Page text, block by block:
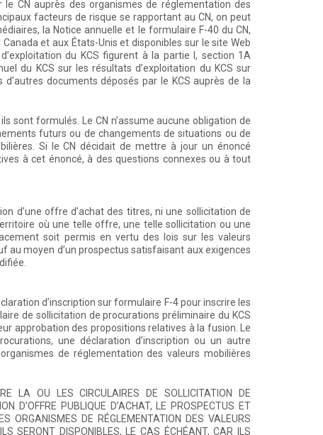
CN auprès des organismes de réglementation des
facteurs de risque se rapportant au CN, on peut
la Notice annuelle et le formulaire F-40 du CN,
et aux États-Unis et disponibles sur le site Web
du KCS figurent à la partie I, section 1A
du KCS sur les résultats d’exploitation du KCS sur
documents déposés par le KCS auprès de la
sont formulés. Le CN n’assume aucune obligation de
futurs ou de changements de situations ou de
Si le CN décidait de mettre à jour un énoncé
à cet énoncé, à des questions connexes ou à tout
d’une offre d’achat des titres, ni une sollicitation de
où une telle offre, une telle sollicitation ou une
soit permis en vertu des lois sur les valeurs
moyen d’un prospectus satisfaisant aux exigences
d’inscription sur formulaire F-4 pour inscrire les
de sollicitation de procurations préliminaire du KCS
approbation des propositions relatives à la fusion. Le
une déclaration d’inscription ou un autre
de réglementation des valeurs mobilières
LA OU LES CIRCULAIRES DE SOLLICITATION DE
D’OFFRE PUBLIQUE D’ACHAT, LE PROSPECTUS ET
ORGANISMES DE RÉGLEMENTATION DES VALEURS
SERONT DISPONIBLES, LE CAS ÉCHÉANT, CAR ILS